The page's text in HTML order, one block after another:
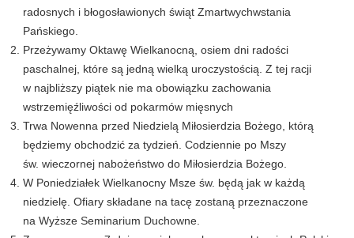
radosnych i błogosławionych świąt Zmartwychwstania
Pańskiego.
Przeżywamy Oktawę Wielkanocną, osiem dni radości
paschalnej, które są jedną wielką uroczystością. Z tej racji
w najbliższy piątek nie ma obowiązku zachowania
wstrzemięźliwości od pokarmów mięsnych
Trwa Nowenna przed Niedzielą Miłosierdzia Bożego, którą
będziemy obchodzić za tydzień. Codziennie po Mszy
św. wieczornej nabożeństwo do Miłosierdzia Bożego.
W Poniedziałek Wielkanocny Msze św. będą jak w każdą
niedzielę. Ofiary składane na tacę zostaną przeznaczone
na Wyższe Seminarium Duchowne.